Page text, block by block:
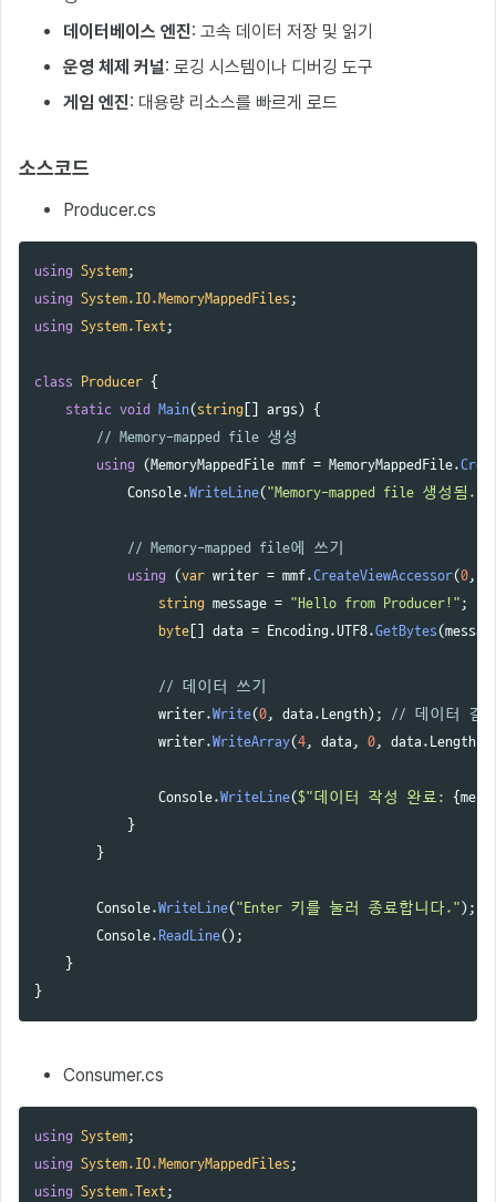
데이터베이스 엔진: 고속 데이터 저장 및 읽기
운영 체제 커널: 로깅 시스템이나 디버깅 도구
게임 엔진: 대용량 리소스를 빠르게 로드
소스코드
Producer.cs
using System;
using System.IO.MemoryMappedFiles ;
using System.Text ;
class Producer {
static void Main(string args ) {
// Memory-mapped file 생성
using (MemoryMappedFile mmf = MemoryMappedFile.
Console.WriteLine( "Memory-mapped file 생성됨.
// Memory-mapped file에 쓰기
using (var writer = mmf.CreateViewAccessor(0,
string message = "Hello from Producer!" ;
byte
data = Encoding .UTF8.GetBytes(
// 데이터 쓰기
writer.Write(0, data . Length);
// 데이터 길
writer.WriteArray(4, data , 0, data . Length
Console.WriteLine($"데이터 작성 완료: {
}
}
Console.WriteLine( "Enter 키를 눌러 종료합니다." );
Console. ReadLine();
}
}
Consumer.cs
using System;
using System.IO.MemoryMappedFiles ;
using System.Text ;